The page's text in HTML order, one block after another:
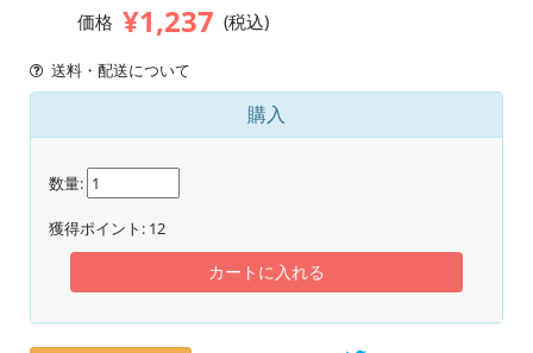
価格 ¥1,237 (税込)
送料・配送について
購入
数量:
獲得ポイント: 12
カートに入れる